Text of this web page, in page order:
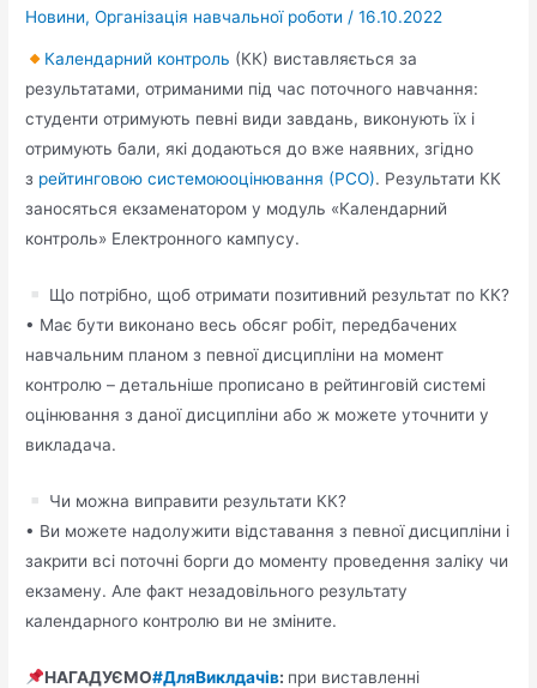
Новини,Організація навчальної роботи /16.10.2022
Календарний контроль (КК) виставляється за
результатами, отриманими під час поточного навчання:
студенти отримують певні види завдань, виконують їх і
отримують бали, які додаються до вже наявних, згідно
з рейтинговою системоюоцінювання (РСО). Результати КК
заносяться екзаменатором у модуль «Календарний
контроль» Електронного кампусу.
Що потрібно, щоб отримати позитивний результат по КК?
• Має бути виконано весь обсяг робіт, передбачених
навчальним планом з певної дисципліни на момент
контролю – детальніше прописано в рейтинговій системі
оцінювання з даної дисципліни або ж можете уточнити у
викладача.
Чи можна виправити результати КК?
• Ви можете надолужити відставання з певної дисципліни і
закрити всі поточні борги до моменту проведення заліку чи
екзамену. Але факт незадовільного результату
календарного контролю ви не зміните.
НАГАДУЄМО#ДляВиклдачів: при виставленні